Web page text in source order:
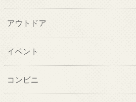
アウトドア
イベント
コンビニ